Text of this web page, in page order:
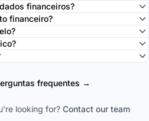
financeiros?
financeiro?
frequentes →
looking for? Contact our team